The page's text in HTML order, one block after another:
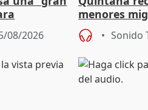
08/2026
menores
aportación
Sonido